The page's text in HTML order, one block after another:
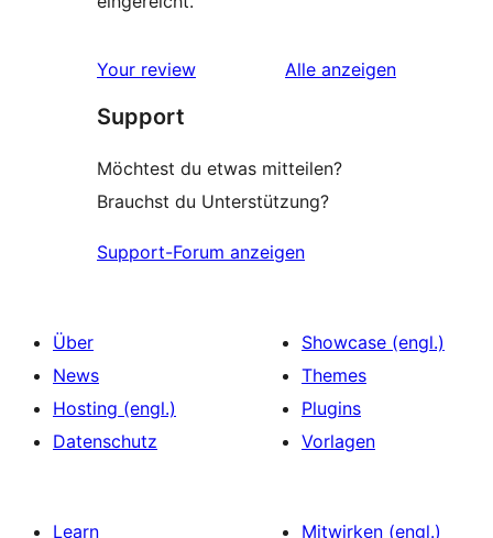
Your review Alle Rezensionen
anzeigen
Support
Möchtest du etwas mitteilen?
Brauchst du Unterstützung?
Support-Forum anzeigen
Über
News
Hosting (engl.)
Datenschutz
Showcase (engl.)
Themes
Plugins
Vorlagen
Learn
Mitwirken (engl.)